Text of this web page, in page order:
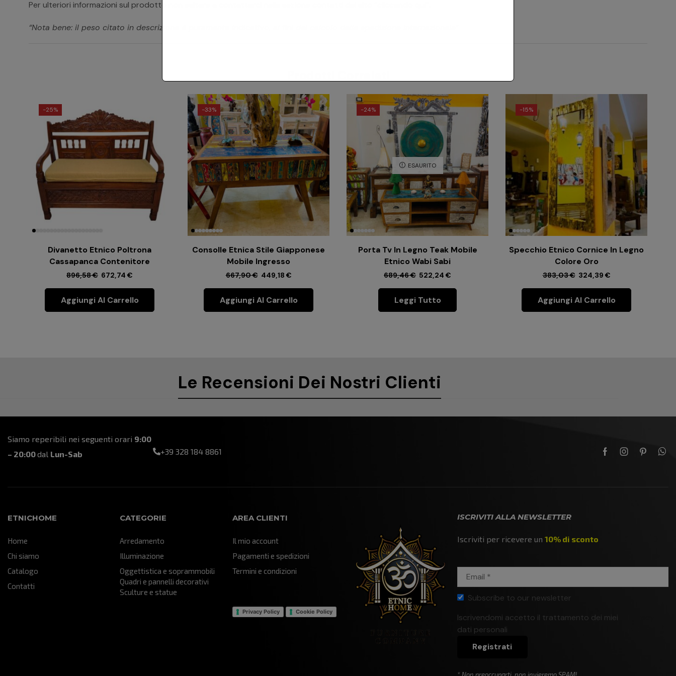
Per ulteriori informazioni sul prodotto non esitare a contattarci nella sezione contatti del sito
“Nota bene: il peso citato in descrizione è puramente indicativo, ai fini del calcolo della spedizione internazionale”
-25%
Divanetto Etnico Poltrona
Cassapanca Contenitore
896,58€ 672,74 €
Aggiungi Al Carrello
-33%
Consolle Etnica Stile Giapponese
Mobile Ingresso
667,90€ 449,18 €
Aggiungi Al Carrello
-24%
ESAURITO
Porta Tv In Legno Teak Mobile
Etnico Wabi Sabi
689,46€ 522,24 €
Leggi Tutto
-15%
Specchio Etnico Cornice In Legno
Colore Oro
383,03€ 324,39 €
Aggiungi Al Carrello
Le Recensioni Dei Nostri Clienti
Siamo reperibili nei seguenti orari 9:00
– 20:00dal Lun-Sab +39 328 184 8861
ETNICHOME
Home
Chi siamo
Catalogo
Contatti
CATEGORIE
Arredamento
Illuminazione
Oggettistica e soprammobili
Quadri e pannelli decorativi
Sculture e statue
AREA CLIENTI
Il mio account
Pagamenti e spedizioni
Termini e condizioni
Privacy Policy Cookie Policy
ISCRIVITI ALLA NEWSLETTER
Iscriviti per ricevere un 10% di sconto
Subscribe to our newsletter
Iscrivendomi accetto il trattamento dei miei
dati personali
Registrati
* Non preoccuparti, non invieremo SPAM!